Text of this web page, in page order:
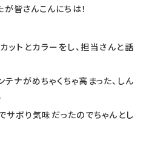
皆さんこんにちは！
ットとカラーをし、担当さんと話
ナがめちゃくちゃ高まった、しん
サボり気味だったのでちゃんとし